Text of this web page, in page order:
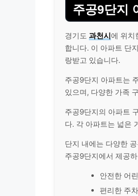
주공9단지
경기도 과천시에 위치
합니다. 이 아파트 단
랑받고 있습니다.
주공9단지 아파트는
있으며, 다양한 가족
주공9단지의 아파트
다. 각 아파트는 넓은
단지 내에는 다양한
주공9단지에서 제공
안전한 어
편리한 주